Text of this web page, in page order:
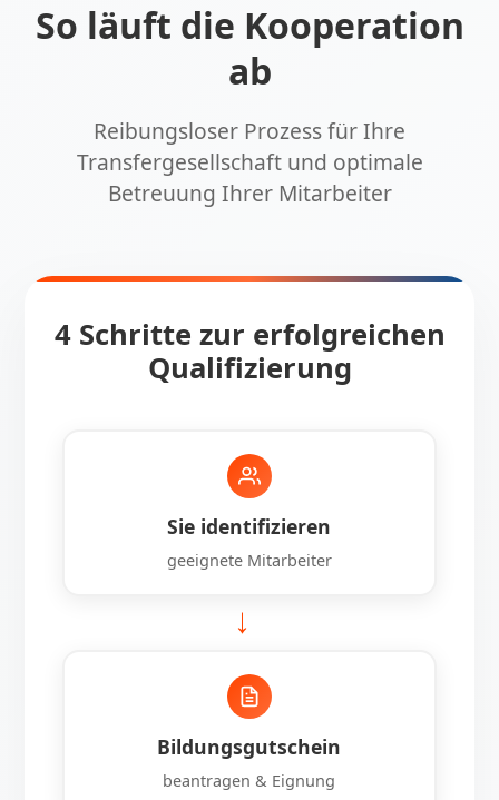
So läuft die Kooperation
ab
Reibungsloser Prozess für Ihre
Transfergesellschaft und optimale
Betreuung Ihrer Mitarbeiter
4 Schritte zur erfolgreichen
Qualifizierung
Sie identifizieren
geeignete Mitarbeiter
→
Bildungsgutschein
beantragen & Eignung